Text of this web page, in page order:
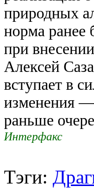
природных
норма ранее
при
Алексей
вступает в
изменения —
раньше
Интерфакс
Тэги: